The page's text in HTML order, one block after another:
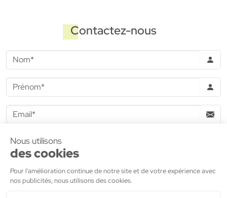
Contactez-nous
part deMDH Promotion